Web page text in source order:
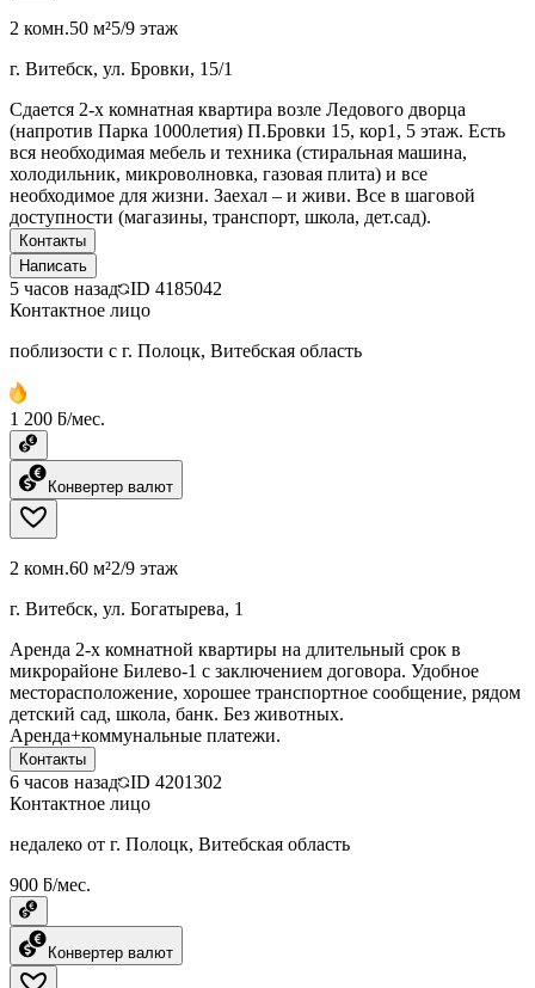
2 комн.50 м²5/9 этаж
г. Витебск, ул. Бровки, 15/1
Сдается 2-х комнатная квартира возле Ледового дворца
(напротив Парка 1000летия) П.Бровки 15, кор1, 5 этаж. Есть
вся необходимая мебель и техника (стиральная машина,
холодильник, микроволновка, газовая плита) и все
необходимое для жизни. Заехал – и живи. Все в шаговой
доступности (магазины, транспорт, школа, дет.сад).
Контакты
Написать
5 часов назад ID 4185042
Контактное лицо
поблизости с г. Полоцк, Витебская область
1 200 ƃ/мес.
Конвертер валют
2 комн.60 м²2/9 этаж
г. Витебск, ул. Богатырева, 1
Аренда 2-х комнатной квартиры на длительный срок в
микрорайоне Билево-1 с заключением договора. Удобное
месторасположение, хорошее транспортное сообщение, рядом
детский сад, школа, банк. Без животных.
Аренда+коммунальные платежи.
Контакты
6 часов назад ID 4201302
Контактное лицо
недалеко от г. Полоцк, Витебская область
900 ƃ/мес.
Конвертер валют